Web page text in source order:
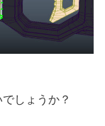
しょうか？